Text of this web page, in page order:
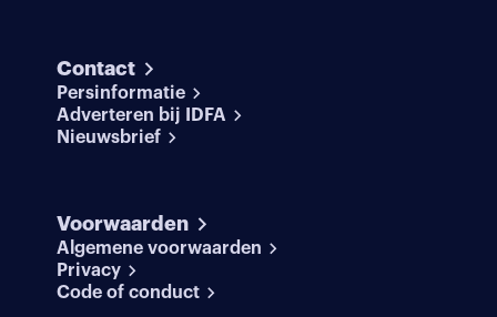
Contact
Persinformatie
Adverteren bij IDFA
Nieuwsbrief
Voorwaarden
Algemene voorwaarden
Privacy
Code of conduct